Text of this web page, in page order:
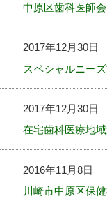
中原区歯科医師
2017年12月30日
スペシャルニー
2017年12月30日
在宅歯科医療地
2016年11月8日
川崎市中原区保